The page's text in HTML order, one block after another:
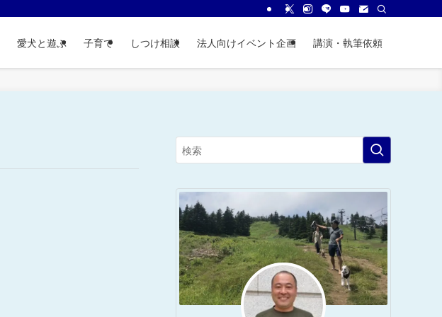
愛犬と遊ぶ 子育て しつけ相談 法人向けイベント企画 講演・執筆依頼